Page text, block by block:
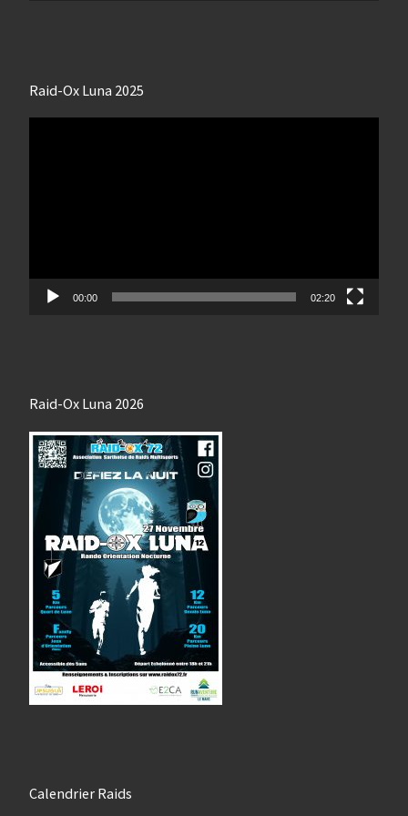
Raid-Ox Luna 2025
00:00 02:20
Raid-Ox Luna 2026
Calendrier Raids